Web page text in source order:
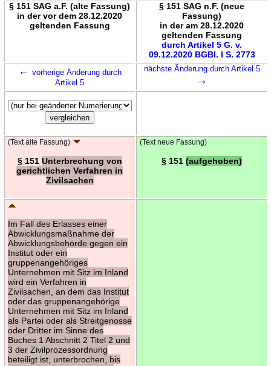
§ 151 SAG a.F. (alte Fassung)
in der vor dem 28.12.2020
geltenden Fassung
§ 151 SAG n.F. (neue
Fassung)
in der am 28.12.2020
geltenden Fassung
durch Artikel 5 G. v.
09.12.2020 BGBl. I S. 2773
← vorherige Änderung durch
Artikel 5
nächste Änderung durch Artikel 5
→
(Text alte Fassung)
§ 151 Unterbrechung von
gerichtlichen Verfahren in
Zivilsachen
(Text neue Fassung)
§ 151 (aufgehoben)
Im Fall des Erlasses einer
Abwicklungsmaßnahme der
Abwicklungsbehörde gegen ein
Institut oder ein
gruppenangehöriges
Unternehmen mit Sitz im Inland
wird ein Verfahren in
Zivilsachen, an dem das Institut
oder das gruppenangehörige
Unternehmen mit Sitz im Inland
als Partei oder als Streitgenosse
oder Dritter im Sinne des
Buches 1 Abschnitt 2 Titel 2 und
3 der Zivilprozessordnung
beteiligt ist, unterbrochen, bis